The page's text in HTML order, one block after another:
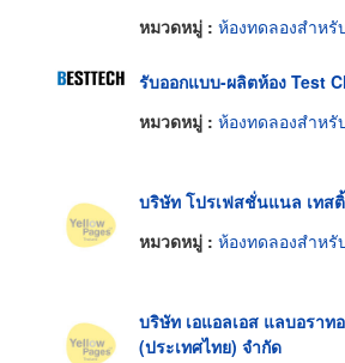
หมวดหมู่ : ห้องทดลองสำหรั
รับออกแบบ-ผลิตห้อง Test
หมวดหมู่ : ห้องทดลองสำหรั
บริษัท โปรเฟสชั่นแนล เทส
หมวดหมู่ : ห้องทดลองสำหรั
บริษัท เอแอลเอส แลบอราท
(ประเทศไทย) จำกัด